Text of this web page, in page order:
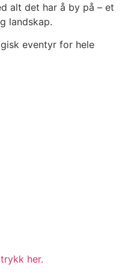
alt det har å by på – et
landskap.
eventyr for hele
her.